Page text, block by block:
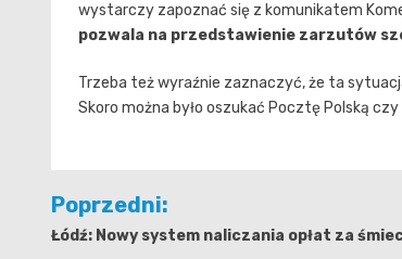
wystarczy zapoznać się z komunikatem
pozwala na przedstawienie zarzutów
Trzeba też wyraźnie zaznaczyć, że ta
Skoro można było oszukać Pocztę Polską
Nawigacja
wpisu
Poprzedni:
Łódź: Nowy system naliczania opłat za